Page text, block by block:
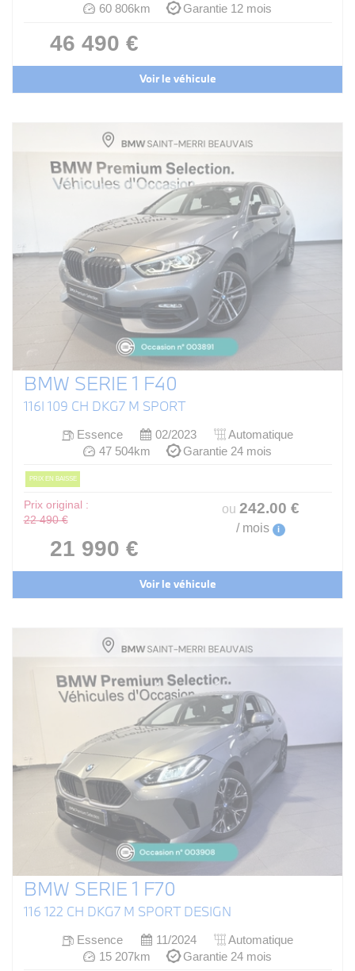
60 806km
Garantie 12 mois
46 490 €
Voir le véhicule
BMW SERIE 1 F40
116I 109 CH DKG7 M SPORT
Essence 02/2023
Automatique
47 504km
Garantie 24 mois
PRIX EN BAISSE
Prix original :
22 490 €
21 990 €
ou 242.00 €
/ mois i
Voir le véhicule
BMW SERIE 1 F70
116 122 CH DKG7 M SPORT DESIGN
Essence 11/2024
Automatique
15 207km
Garantie 24 mois